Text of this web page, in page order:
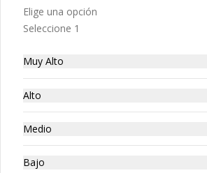
Términos y condiciones
Política de privacidad
Redes sociales
Elige una opción
Seleccione 1
Muy Alto
Alto
Medio
Bajo